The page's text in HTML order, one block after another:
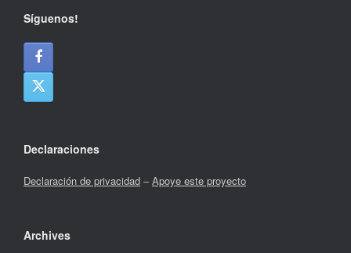
Síguenos!
Declaraciones
Declaración de privacidad –Apoye este proyecto
Archives